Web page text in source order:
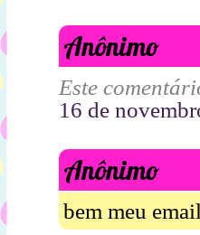
Anônimo
Este
16 de
Anônimo
bem meu